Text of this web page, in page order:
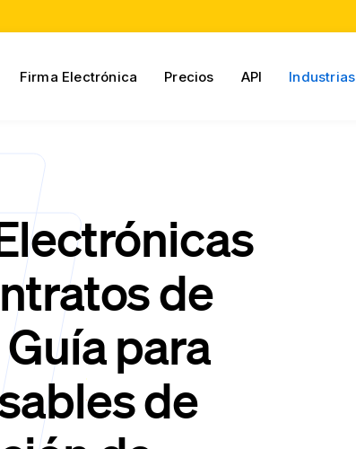
Firma Electrónica Precios API Industrias
de
para
de